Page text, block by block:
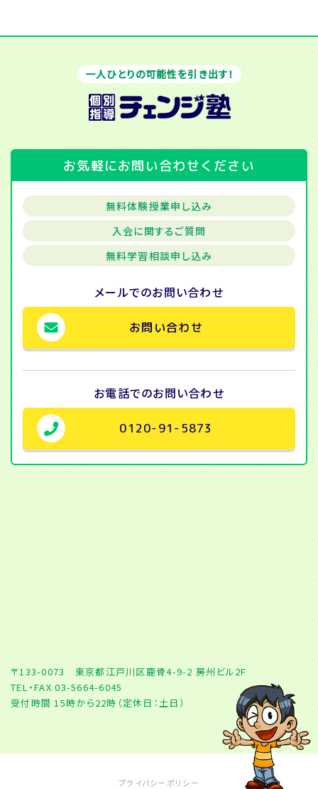
一人ひとりの可能性を引き出す！
お気軽にお問い合わせください
無料体験授業申し込み
入会に関するご質問
無料学習相談申し込み
メールでのお問い合わせ
お問い合わせ
お電話でのお問い合わせ
0120-91-5873
〒133-0073 東京都江戸川区鹿骨4-9-2 房州ビル2F
TEL・FAX 03-5664-6045
受付時間 15時から22時（定休日：土日）
プライバシーポリシー